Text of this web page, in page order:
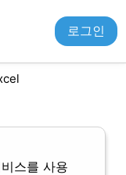
로그인
스를 사용